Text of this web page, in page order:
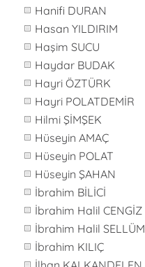
Hanifi DURAN
Hasan YILDIRIM
Haşim SUCU
Haydar BUDAK
Hayri ÖZTÜRK
Hayri POLATDEMİR
Hilmi ŞİMŞEK
Hüseyin AMAÇ
Hüseyin POLAT
Hüseyin ŞAHAN
İbrahim BİLİCİ
İbrahim Halil CENGİZ
İbrahim Halil SELLÜM
İbrahim KILIÇ